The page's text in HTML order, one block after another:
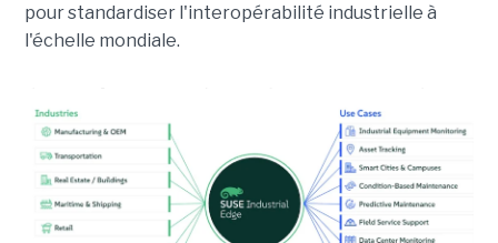
pour standardiser l'interopérabilité industrielle à
l'échelle mondiale.